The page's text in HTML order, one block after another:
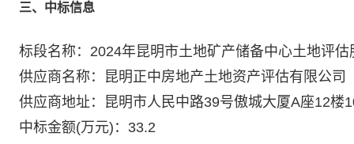
三、中标信息
标段名称：2024年昆明市土地矿产储备中心土地评
供应商名称：昆明正中房地产土地资产评估有限公司
供应商地址：昆明市人民中路39号傲城大厦A座12楼
中标金额(万元)：33.2